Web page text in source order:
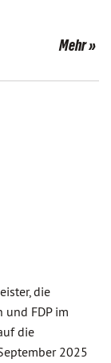
Mehr
die
und FDP im
die
2025